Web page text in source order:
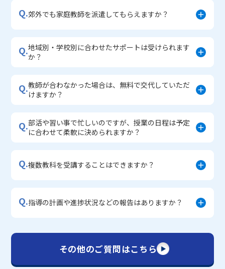
Q.郊外でも家庭教師を派遣してもらえますか？
Q.地域別・学校別に合わせたサポートは受けられます
か？
Q.教師が合わなかった場合は、無料で交代していただ
けますか？
Q.部活や習い事で忙しいのですが、授業の日程は予定
に合わせて柔軟に決められますか？
Q.複数教科を受講することはできますか？
Q.指導の計画や進捗状況などの報告はありますか？
その他のご質問はこちら